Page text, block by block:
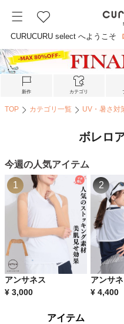
CURUCURU select へようこそ
新作 カテゴリ
TOP カテゴリ一覧 UV・暑さ対
ボレロ
今週の人気アイテム
アンサネス
¥ 3,000
1
アンサ
¥ 4,400
2
アイテム